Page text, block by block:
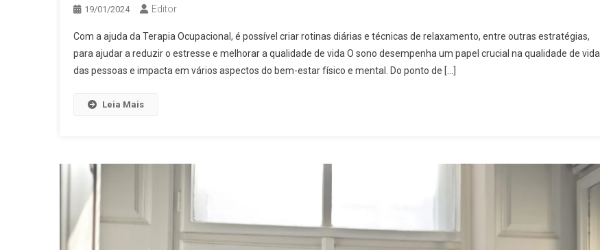
19/01/2024 Editor
Com a ajuda da Terapia Ocupacional, é possível criar rotinas diárias e técnicas de relaxamento, entre outras estratégias,
para ajudar a reduzir o estresse e melhorar a qualidade de vida O sono desempenha um papel crucial na qualidade de vida
das pessoas e impacta em vários aspectos do bem-estar físico e mental. Do ponto de […]
Leia Mais